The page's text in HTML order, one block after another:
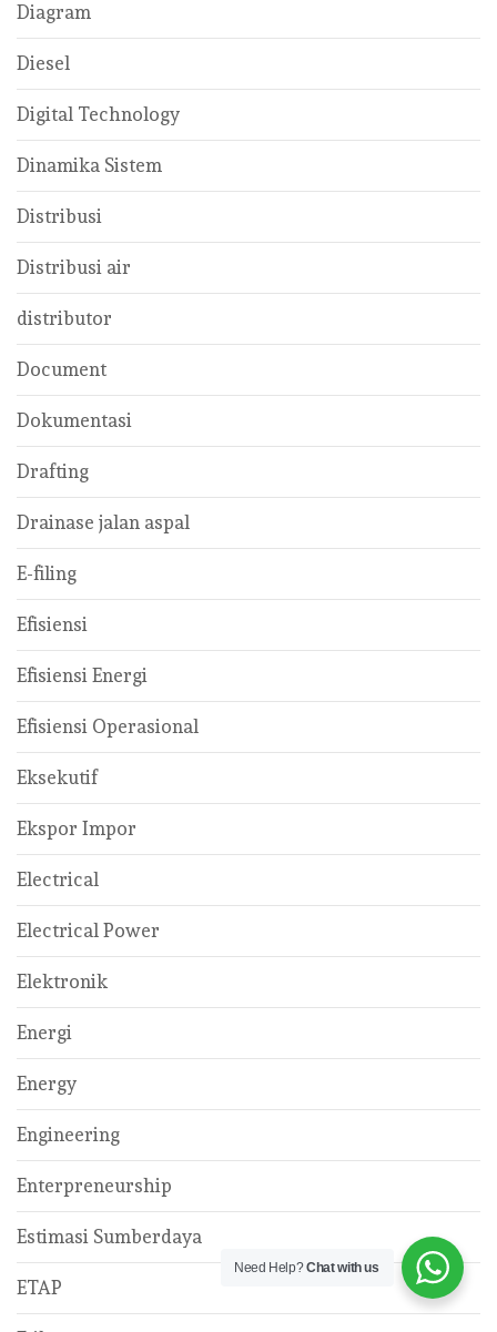
Diagram
Diesel
Digital Technology
Dinamika Sistem
Distribusi
Distribusi air
distributor
Document
Dokumentasi
Drafting
Drainase jalan aspal
E-filing
Efisiensi
Efisiensi Energi
Efisiensi Operasional
Eksekutif
Ekspor Impor
Electrical
Electrical Power
Elektronik
Energi
Energy
Engineering
Enterpreneurship
Estimasi Sumberdaya
ETAP
Need Help?Chat with us